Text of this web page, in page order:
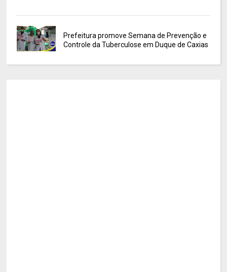
Prefeitura promove Semana de Prevenção e
Controle da Tuberculose em Duque de Caxias